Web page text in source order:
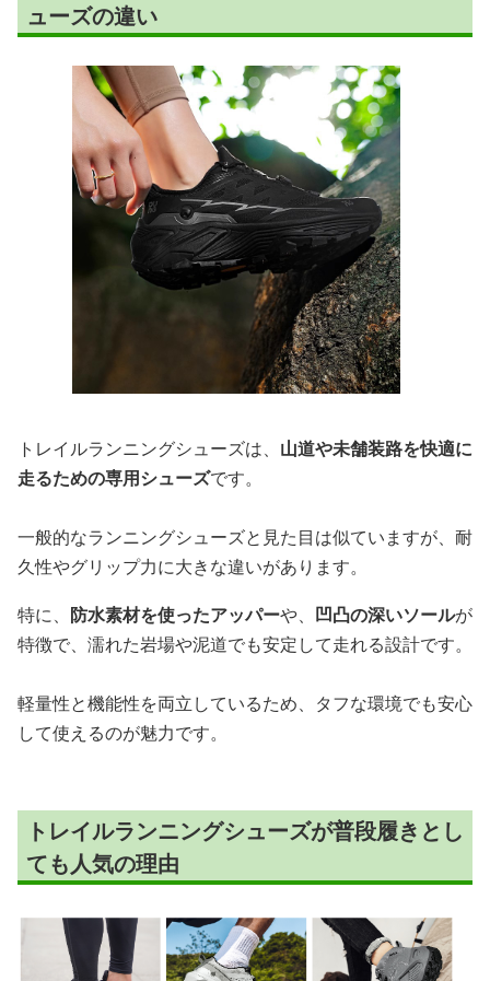
ューズの違い
トレイルランニングシューズは、 山道や未舗装路を快適に
走るための専用シューズです。
一般的なランニングシューズと見た目は似ていますが、耐
久性やグリップ力に大きな違いがあります。
特に、 防水素材を使ったアッパーや、 凹凸の深いソールが
特徴で、濡れた岩場や泥道でも安定して走れる設計です。
軽量性と機能性を両立しているため、タフな環境でも安心
して使えるのが魅力です。
トレイルランニングシューズが普段履きとし
ても人気の理由